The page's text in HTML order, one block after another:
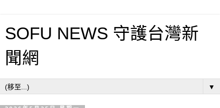
SOFU NEWS 守護台灣新
聞網
▼